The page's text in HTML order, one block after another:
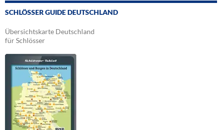
SCHLÖSSER GUIDE DEUTSCHLAND
Übersichtskarte Deutschland
für Schlösser